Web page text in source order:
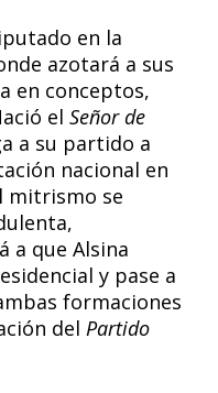
en la
azotará a sus
en conceptos,
el Señor de
a su partido a
nacional en
mitrismo se
a que Alsina
y pase a
formaciones
del Partido